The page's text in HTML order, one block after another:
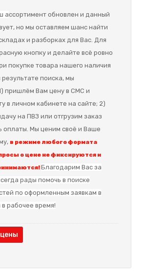
ассортимент обновлен и данный
но мы оставляем шанс найти
и разборках для Вас. Для
кнопку и делайте всё ровно
покупке товара нашего наличия
поиска, мы
пришлём Вам цену в СМС и
в личном кабинете на сайте; 2)
на ПВЗ или отгрузим заказ
оплаты. Мы ценим своё и Ваше
в режиме любого формата
о цене не фиксируются и
Благодарим Вас за
сегда рады помочь в поиске
по оформленным заявкам в
рабочее время!